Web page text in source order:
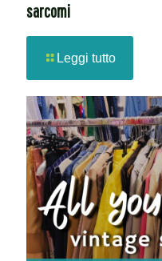
sarcomi
Leggi tutto